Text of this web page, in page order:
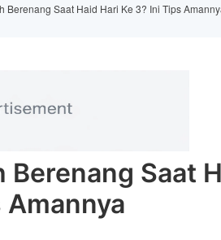
Berenang Saat Haid Hari Ke 3? Ini Tips
Berenang Saat
Amannya